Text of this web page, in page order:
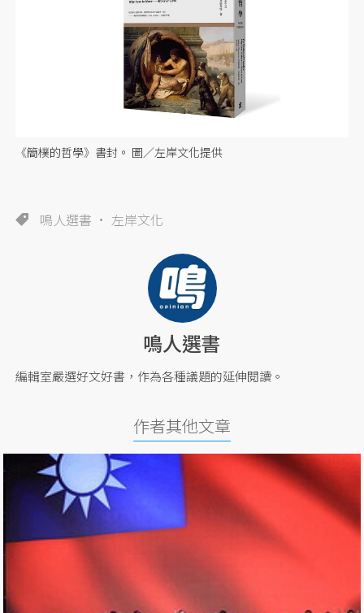
《簡樸的哲學》書封。 圖／左岸文化提供
鳴人選書 左岸文化
鳴人選書
編輯室嚴選好文好書，作為各種議題的延伸閱讀。
作者其他文章